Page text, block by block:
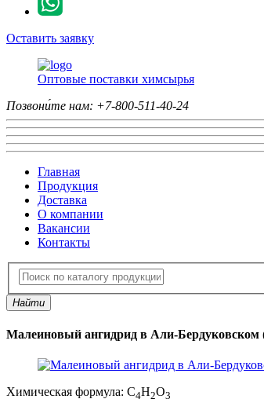
Оставить заявку
Оптовые поставки химсырья
Позвони́те нам: +7-800-511-40-24
Главная
Продукция
Доставка
О компании
Вакансии
Контакты
Найти
Малеиновый ангидрид в Али-Бердуковском
Химическая формула: C4H2O3